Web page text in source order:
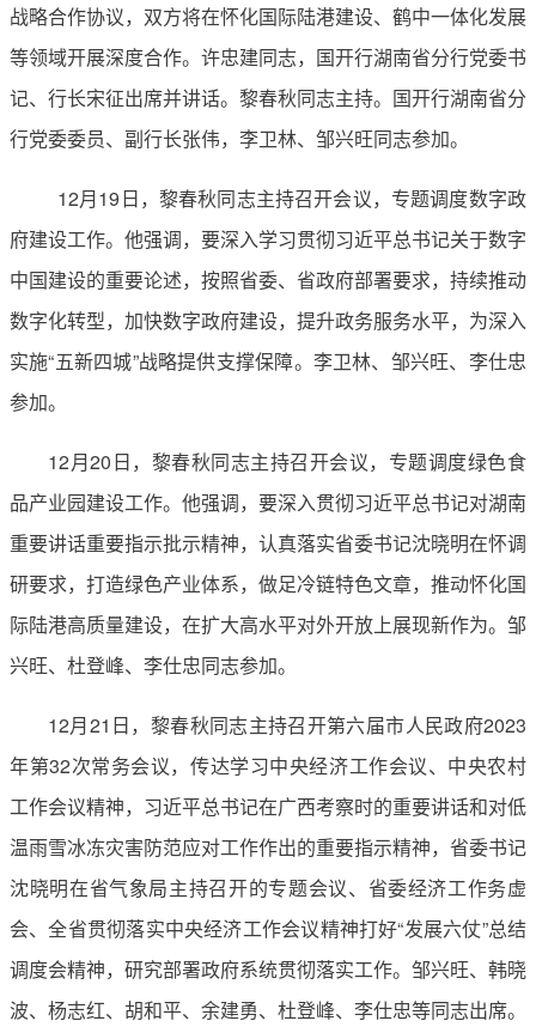
战略合作协议，双方将在怀化国际陆港建设、鹤中一体化发展
等领域开展深度合作。许忠建同志，国开行湖南省分行党委书
记、行长宋征出席并讲话。黎春秋同志主持。国开行湖南省分
行党委委员、副行长张伟，李卫林、邹兴旺同志参加。
12月19日，黎春秋同志主持召开会议，专题调度数字政
府建设工作。他强调，要深入学习贯彻习近平总书记关于数字
中国建设的重要论述，按照省委、省政府部署要求，持续推动
数字化转型，加快数字政府建设，提升政务服务水平，为深入
实施“五新四城”战略提供支撑保障。李卫林、邹兴旺、李仕忠
参加。
12月20日，黎春秋同志主持召开会议，专题调度绿色食
品产业园建设工作。他强调，要深入贯彻习近平总书记对湖南
重要讲话重要指示批示精神，认真落实省委书记沈晓明在怀调
研要求，打造绿色产业体系，做足冷链特色文章，推动怀化国
际陆港高质量建设，在扩大高水平对外开放上展现新作为。邹
兴旺、杜登峰、李仕忠同志参加。
12月21日，黎春秋同志主持召开第六届市人民政府2023
年第32次常务会议，传达学习中央经济工作会议、中央农村
工作会议精神，习近平总书记在广西考察时的重要讲话和对低
温雨雪冰冻灾害防范应对工作作出的重要指示精神，省委书记
沈晓明在省气象局主持召开的专题会议、省委经济工作务虚
会、全省贯彻落实中央经济工作会议精神打好“发展六仗”总结
调度会精神，研究部署政府系统贯彻落实工作。邹兴旺、韩晓
波、杨志红、胡和平、余建勇、杜登峰、李仕忠等同志出席。